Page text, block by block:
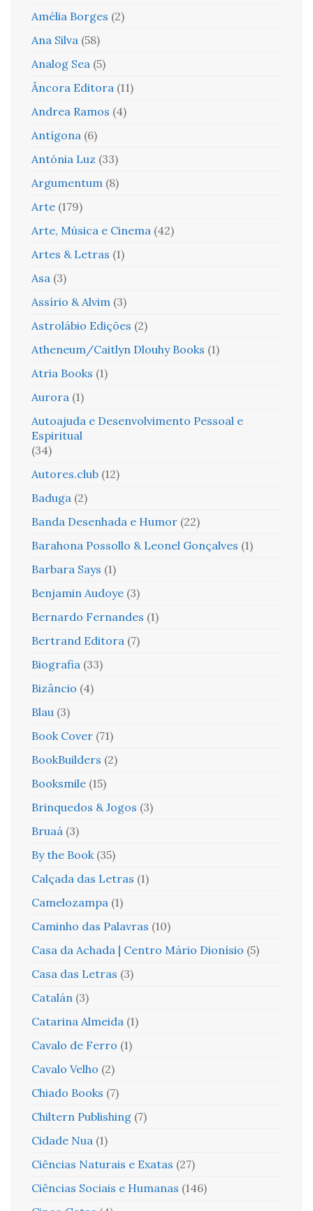
Amélia Borges (2)
Ana Silva (58)
Analog Sea (5)
Âncora Editora (11)
Andrea Ramos (4)
Antígona (6)
Antónia Luz (33)
Argumentum (8)
Arte (179)
Arte, Música e Cinema (42)
Artes & Letras (1)
Asa (3)
Assírio & Alvim (3)
Astrolábio Edições (2)
Atheneum/Caitlyn Dlouhy Books (1)
Atria Books (1)
Aurora (1)
Autoajuda e Desenvolvimento Pessoal e
Espiritual
(34)
Autores.club (12)
Baduga (2)
Banda Desenhada e Humor (22)
Barahona Possollo & Leonel Gonçalves (1)
Barbara Says (1)
Benjamin Audoye (3)
Bernardo Fernandes (1)
Bertrand Editora (7)
Biografia (33)
Bizâncio (4)
Blau (3)
Book Cover (71)
BookBuilders (2)
Booksmile (15)
Brinquedos & Jogos (3)
Bruaá (3)
By the Book (35)
Calçada das Letras (1)
Camelozampa (1)
Caminho das Palavras (10)
Casa da Achada | Centro Mário Dionísio (5)
Casa das Letras (3)
Catalán (3)
Catarina Almeida (1)
Cavalo de Ferro (1)
Cavalo Velho (2)
Chiado Books (7)
Chiltern Publishing (7)
Cidade Nua (1)
Ciências Naturais e Exatas (27)
Ciências Sociais e Humanas (146)